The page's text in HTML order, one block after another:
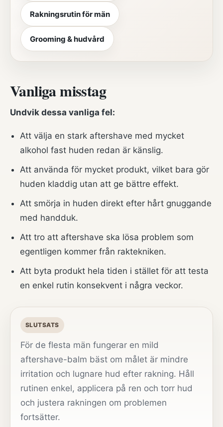
Rakningsrutin för män
Grooming & hudvård
Vanliga misstag
Undvik dessa vanliga fel:
Att välja en stark aftershave med mycket
alkohol fast huden redan är känslig.
Att använda för mycket produkt, vilket bara gör
huden kladdig utan att ge bättre effekt.
Att smörja in huden direkt efter hårt gnuggande
med handduk.
Att tro att aftershave ska lösa problem som
egentligen kommer från raktekniken.
Att byta produkt hela tiden i stället för att testa
en enkel rutin konsekvent i några veckor.
SLUTSATS
För de flesta män fungerar en mild
aftershave-balm bäst om målet är mindre
irritation och lugnare hud efter rakning. Håll
rutinen enkel, applicera på ren och torr hud
och justera rakningen om problemen
fortsätter.